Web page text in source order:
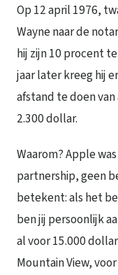
Op 12 april 1976,
Wayne naar de
hij zijn 10 procent
jaar later kreeg hij
afstand te doen
2.300 dollar.
Waarom? Apple
partnership, geen
betekent: als het
ben jij persoonlijk
al voor 15.000
Mountain View,